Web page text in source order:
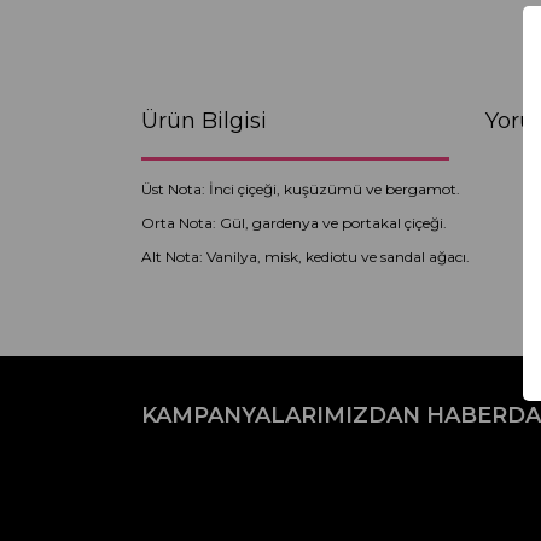
Ürün Bilgisi
Üst Nota: İnci çiçeği, kuşüzümü ve bergamot.
Orta Nota: Gül, gardenya ve portakal çiçeği.
Alt Nota: Vanilya, misk, kediotu ve sandal ağacı.
Bu ürünün fiyat bilgisi, resim, ürün
Görüş ve önerileriniz için teşekkür ederiz.
Ürün resmi kalitesiz, bozuk veya
KAMPANYALARIMIZDAN